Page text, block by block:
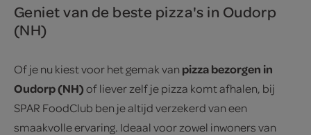
Geniet van de beste pizza's in Oudorp
(NH)
Of je nu kiest voor het gemak van pizza bezorgen in
Oudorp (NH)of liever zelf je pizza komt afhalen, bij
SPAR FoodClub ben je altijd verzekerd van een
smaakvolle ervaring. Ideaal voor zowel inwoners van